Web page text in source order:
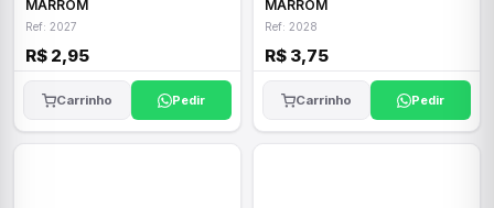
MARROM
Ref: 2027
R$ 2,95
Carrinho Pedir
MARROM
Ref: 2028
R$ 3,75
Carrinho Pedir